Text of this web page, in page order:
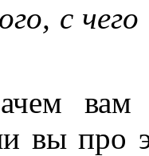
с чего
вам
вы про